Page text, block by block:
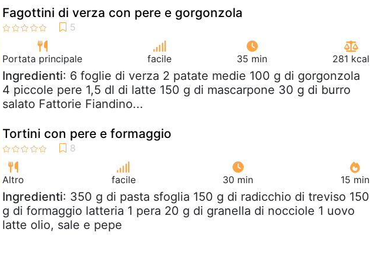
Fagottini di verza con pere e gorgonzola
Portata principale facile 35 min 281 kcal
Ingredienti: 6 foglie di verza 2 patate medie 100 g di gorgonzola
4 piccole pere 1,5 dl di latte 150 g di mascarpone 30 g di burro
salato Fattorie Fiandino...
Tortini con pere e formaggio
Altro facile 30 min 15 min
Ingredienti: 350 g di pasta sfoglia 150 g di radicchio di treviso 150
g di formaggio latteria 1 pera 20 g di granella di nocciole 1 uovo
latte olio, sale e pepe